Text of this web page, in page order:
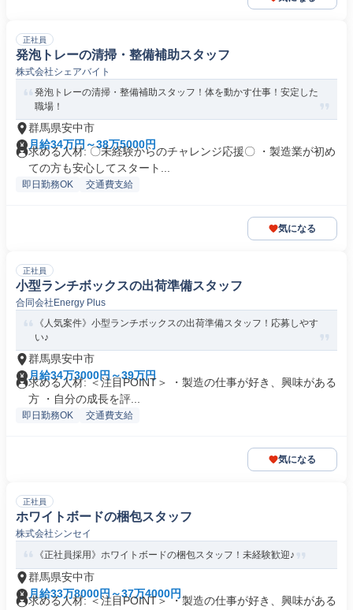
正社員
発泡トレーの清掃・整備補助スタッフ
株式会社シェアバイト
発泡トレーの清掃・整備補助スタッフ！体を動かす仕事！安定した
職場！
群馬県安中市
月給34万円～38万5000円
求める人材: 〇未経験からのチャレンジ応援〇 ・製造業が初め
ての方も安心してスタート...
即日勤務OK 交通費支給
気になる
正社員
小型ランチボックスの出荷準備スタッフ
合同会社Energy Plus
《人気案件》小型ランチボックスの出荷準備スタッフ！応募しやす
い♪
群馬県安中市
月給34万3000円～39万円
求める人材: ＜注目POINT＞ ・製造の仕事が好き、興味がある
方 ・自分の成長を評...
即日勤務OK 交通費支給
気になる
正社員
ホワイトボードの梱包スタッフ
株式会社シンセイ
《正社員採用》ホワイトボードの梱包スタッフ！未経験歓迎♪
群馬県安中市
月給33万8000円～37万4000円
求める人材: ＜注目POINT＞ ・製造の仕事が好き、興味がある